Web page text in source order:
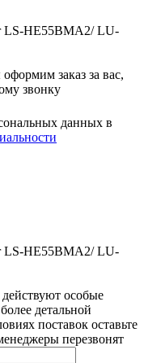
LS-HE55BMA2/ LU-
заказ за вас,
звонку
данных в
LS-HE55BMA2/ LU-
особые
детальной
поставок оставьте
перезвонят